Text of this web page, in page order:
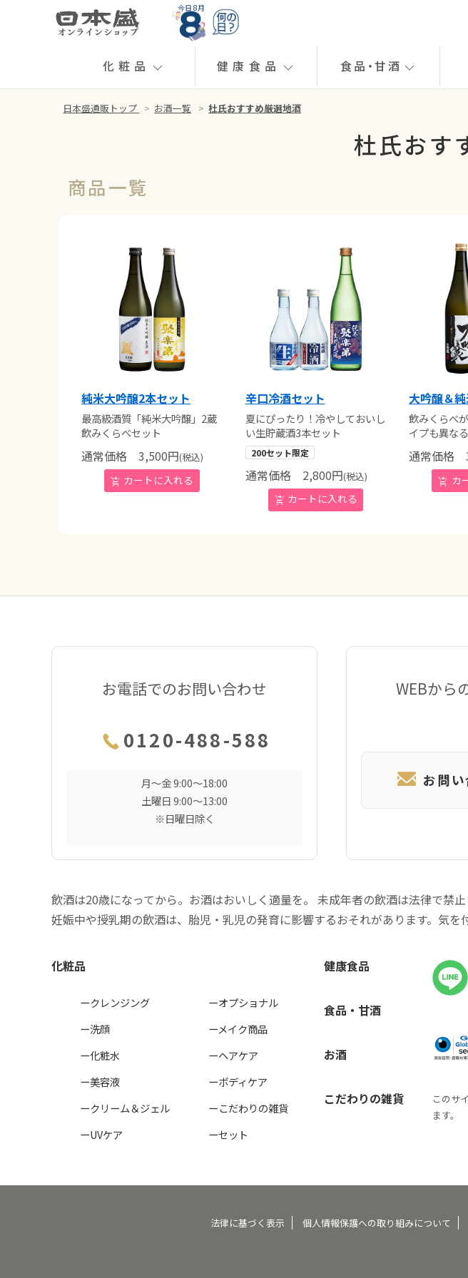
今日 8月
化粧品 健康食品 食品・甘酒
日本盛通販トップ > お酒一覧 > 杜氏おすすめ厳選地酒
杜氏おす
商品一覧
純米大吟醸2本セット
最高級酒質「純米大吟醸」2蔵
飲みくらべセット
通常価格 3,500円(税込)
辛口冷酒セット
夏にぴったり！冷やしておいし
い生貯蔵酒3本セット
200セット限定
通常価格2,800円(税込)
大吟醸＆
飲みくらべ
イプも異な
通常価格
お電話でのお問い合わせ
0120-488-588
月〜金 9:00〜18:00
土曜日 9:00〜13:00
※日曜日除く
WEBから
お問
飲酒は20歳になってから。お酒はおいしく適量を。 未成年者の飲酒は法律で禁
妊娠中や授乳期の飲酒は、胎児・乳児の発育に影響するおそれがあります。気を
化粧品
ークレンジング
ー洗顔
ー化粧水
ー美容液
ークリーム＆ジェル
ーUVケア
ーオプショナル
ーメイク商品
ーヘアケア
ーボディケア
ーこだわりの雑貨
ーセット
健康食品
食品・甘酒
お酒
こだわりの雑貨
このサ
ます。
法律に基づく表示 個人情報保護への取り組みについて